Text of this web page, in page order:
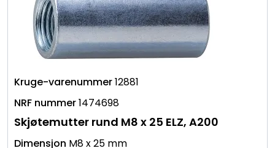
12881
1474698
Skjøtemutter rund M8 x 25 ELZ, A200
M8 x 25 mm